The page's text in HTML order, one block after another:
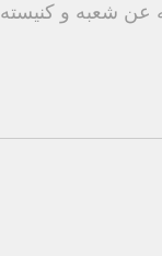
عن شعبه و كنيسته